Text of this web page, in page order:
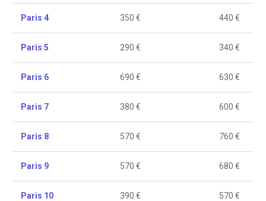
Paris 4 350 € 440 €
Paris 5 290 € 340 €
Paris 6 690 € 630 €
Paris 7 380 € 600 €
Paris 8 570 € 760 €
Paris 9 570 € 680 €
Paris 10 390 € 570 €